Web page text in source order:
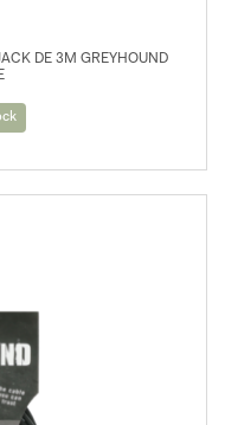
DE 3M GREYHOUND